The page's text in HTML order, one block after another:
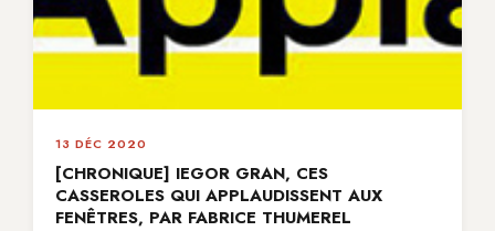
13 DÉC 2020
[CHRONIQUE] IEGOR GRAN, CES
CASSEROLES QUI APPLAUDISSENT AUX
FENÊTRES, PAR FABRICE THUMEREL